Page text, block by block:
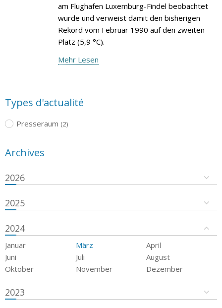
am Flughafen Luxemburg-Findel beobachtet
wurde und verweist damit den bisherigen
Rekord vom Februar 1990 auf den zweiten
Platz (5,9 °C).
Mehr Lesen
Types d'actualité
Presseraum (2)
Archives
2026
2025
2024
Januar März
April
Juni
Juli
August
Oktober
November Dezember
2023